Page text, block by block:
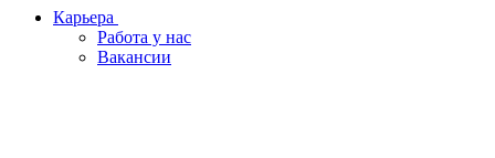
Карьера
Работа у нас
Вакансии